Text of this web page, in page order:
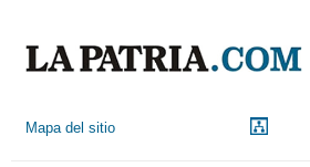
Mapa del sitio